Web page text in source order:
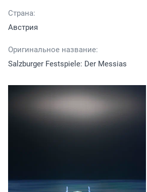
Страна:
Австрия
Оригинальное название:
Salzburger Festspiele: Der Messias